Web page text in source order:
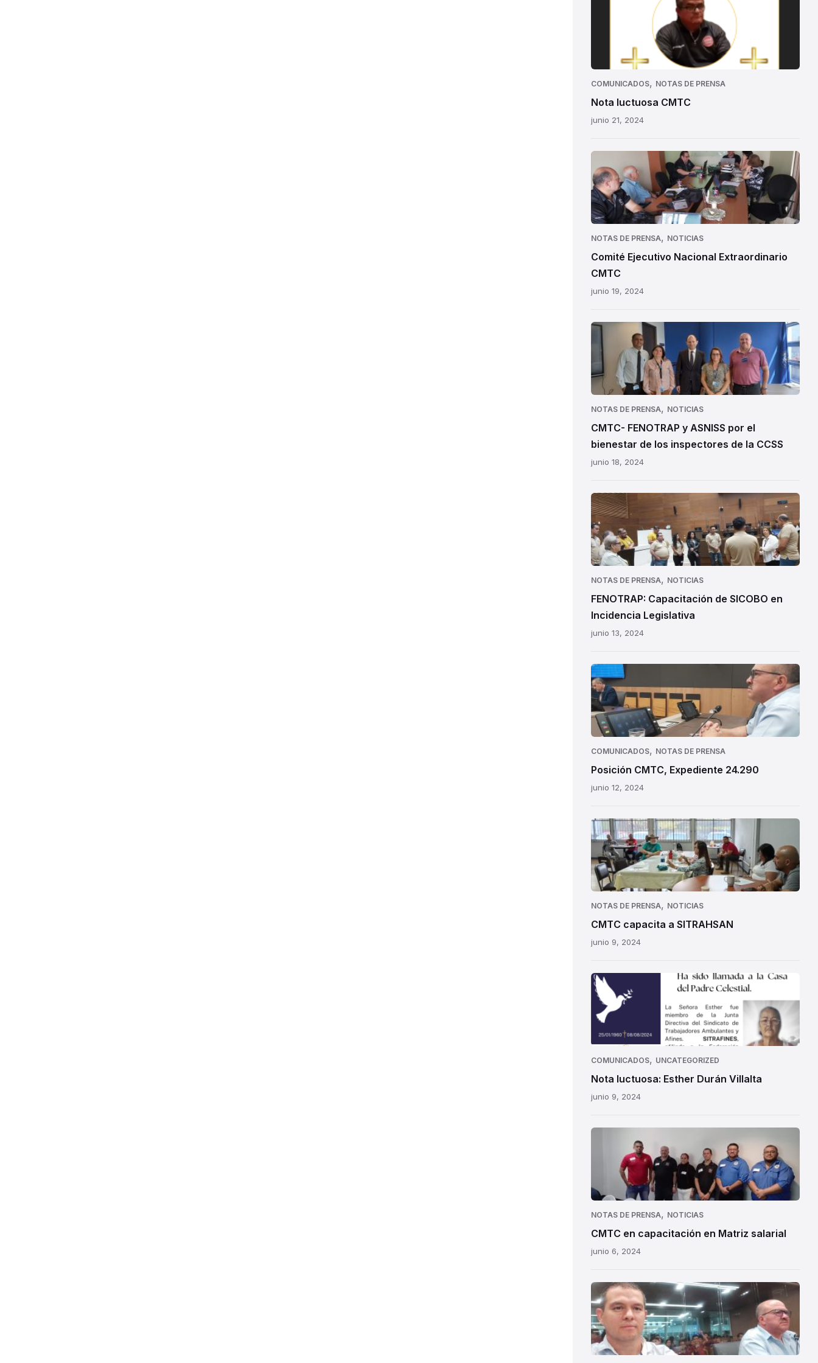
Nota
Alberto
Gómez
COMUNICADOS, NOTAS DE PRENSA
Nota luctuosa CMTC
junio 21, 2024
NOTAS DE PRENSA, NOTICIAS
Comité Ejecutivo Nacional Extraordinario
CMTC
junio 19, 2024
CMTC-
FENOTRAP
y
ASNISS
por
el
de
los
inspectores de la CCSS
NOTAS DE PRENSA, NOTICIAS
CMTC- FENOTRAP y ASNISS por el
bienestar de los inspectores de la CCSS
junio 18, 2024
NOTAS DE PRENSA, NOTICIAS
FENOTRAP: Capacitación de SICOBO en
Incidencia Legislativa
junio 13, 2024
COMUNICADOS, NOTAS DE PRENSA
Posición CMTC, Expediente 24.290
junio 12, 2024
NOTAS DE PRENSA, NOTICIAS
CMTC capacita a SITRAHSAN
junio 9, 2024
COMUNICADOS, UNCATEGORIZED
Nota luctuosa: Esther Durán Villalta
junio 9, 2024
CMTC
capacitación
de
Matriz
NOTAS DE PRENSA, NOTICIAS
CMTC en capacitación en Matriz salarial
junio 6, 2024
CMTC
en
oposición
expediente
24.290